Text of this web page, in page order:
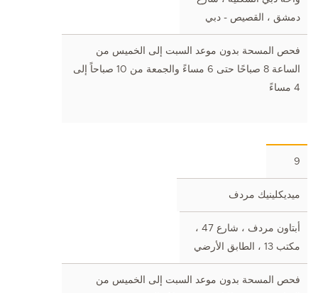
دمشق ، القصيص - دبي
فحص المسحة بدون موعد السبت إلى الخميس من
الساعة 8 صباحًا حتى 6 مساءً والجمعة من 10 صباحاً إلى
4 مساءً
9
ميديكلينيك مردف
أبتاون مردف ، شارع 47 ،
مكتب 13 ، الطابق الأرضي
فحص المسحة بدون موعد السبت إلى الخميس من